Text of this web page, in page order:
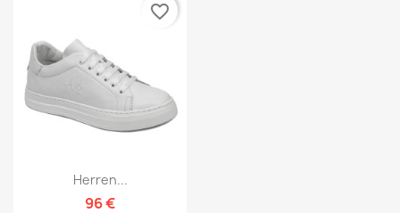
Herren...
96 €
favorite_border